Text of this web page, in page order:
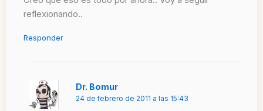
reflexionando..
Responder
Dr. Bomur
24 de febrero de 2011 a las 15:43